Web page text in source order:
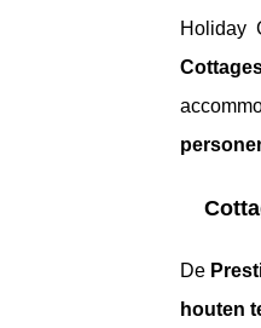
Holiday
De
houten